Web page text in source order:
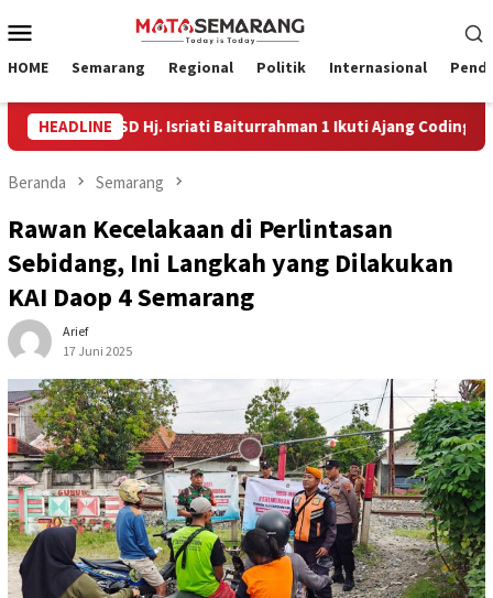
ke
Mobile
HOME Semarang Regional Politik Internasional
HEADLINE
SD Hj. Isriati Baiturrahman 1 Ikuti Ajang Coding Internasional
Beranda Semarang
Rawan Kecelakaan di Perlintasan
Sebidang, Ini Langkah yang Dilakukan
KAI Daop 4 Semarang
Arief
17 Juni 2025